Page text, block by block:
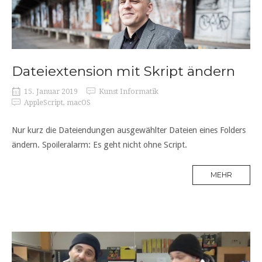
Dateiextension mit Skript ändern
15. Januar 2019
Kunst Informatik
AppleScript, macOS
Nur kurz die Dateiendungen ausgewählter Dateien eines Folders
ändern. Spoileralarm: Es geht nicht ohne Script.
MEHR